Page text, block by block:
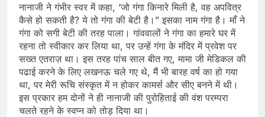
नानाजी ने गंभीर स्वर में कहा, ‘जो गंगा किनारे मिली है, वह अपवित्र
कैसे हो सकती है? ये तो गंगा की बेटी है।” इसका नाम गंगा है। माँ ने
गंगा को सगी बेटी की तरह पाला। गांववालों ने गंगा का हमारे घर में
रहना तो स्वीकार कर लिया था, पर उन्हें गंगा के मंदिर में प्रवेश पर
सख्त एतराज़ था। इस तरह पांच साल बीत गए, मामा जी मेडिकल की
पढाई करने के लिए लखनऊ चले गए थे, मैं भी बारह वर्ष का हो गया
था, पर मेरी रूचि संस्कृत में न होकर कामर्स और सीए बनने में थी।
इस प्रकार हम दोनों ने ही नानाजी की पुरोहिताई की वंश परम्परा
चलते रहने के स्वप्न को तोड़ दिया था।